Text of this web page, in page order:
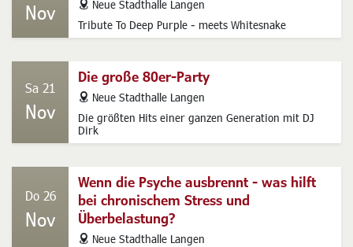
Tribute To Deep Purple - meets Whitesnake
Nov Neue Stadthalle Langen
Die große 80er-Party
Die größten Hits einer ganzen Generation mit DJ
Dirk
Sa 21
Nov
address
Neue Stadthalle Langen
Wenn die Psyche ausbrennt - was hilft
bei chronischem Stress und
Überbelastung?
Do 26
Nov
address
Neue Stadthalle Langen